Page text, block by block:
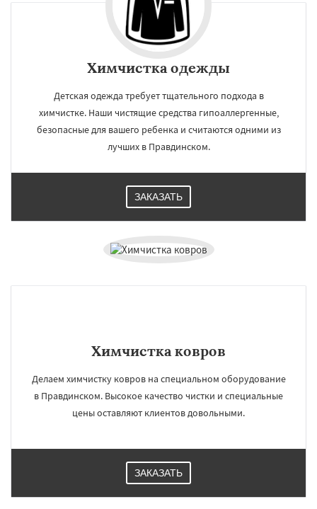
Химчистка одежды
Детская одежда требует тщательного подхода в
химчистке. Наши чистящие средства гипоаллергенные,
безопасные для вашего ребенка и считаются одними из
лучших в Правдинском.
ЗАКАЗАТЬ
Химчистка ковров
Делаем химчистку ковров на специальном оборудование
в Правдинском. Высокое качество чистки и специальные
цены оставляют клиентов довольными.
ЗАКАЗАТЬ